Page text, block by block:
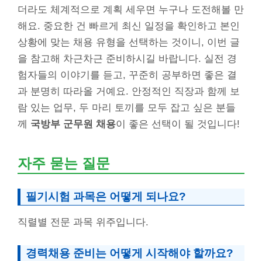
더라도 체계적으로 계획 세우면 누구나 도전해볼 만
해요. 중요한 건 빠르게 최신 일정을 확인하고 본인
상황에 맞는 채용 유형을 선택하는 것이니, 이번 글
을 참고해 차근차근 준비하시길 바랍니다. 실전 경
험자들의 이야기를 듣고, 꾸준히 공부하면 좋은 결
과 분명히 따라올 거예요. 안정적인 직장과 함께 보
람 있는 업무, 두 마리 토끼를 모두 잡고 싶은 분들
께 국방부 군무원 채용이 좋은 선택이 될 것입니다!
자주 묻는 질문
필기시험 과목은 어떻게 되나요?
직렬별 전문 과목 위주입니다.
경력채용 준비는 어떻게 시작해야 할까요?